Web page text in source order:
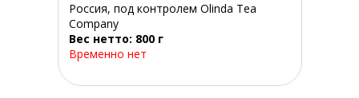
Россия, под контролем Olinda Tea
Company
Вес нетто: 800 г
Временно нет